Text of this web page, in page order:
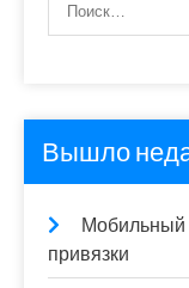
Вышло
Мобильный
привязки